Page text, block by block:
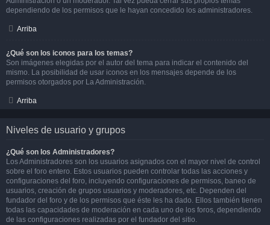
dependiendo de los permisos que le hayan concedido los administradores.
Arriba
¿Qué son los iconos para los temas?
Son imágenes elegidas por el autor del tema para indicar el contenido del
mismo. La posibilidad de usar iconos en los mensajes depende de los
permisos otorgados por La Administración.
Arriba
Niveles de usuario y grupos
¿Qué son los Administradores?
Los Administradores son los usuarios asignados con el mayor nivel de control
sobre el foro entero. Estos usuarios pueden controlar todas las acciones y
configuraciones del foro, incluyendo configuraciones de permisos, baneo de
usuarios, creación de grupos usuarios y moderadores, etc. Dependen del
fundador del foro y de los permisos que éste les ha dado. Ellos también tienen
todas las capacidades de moderación en cada uno de los foros, dependiendo
de las configuraciones realizadas por el fundador del sitio.